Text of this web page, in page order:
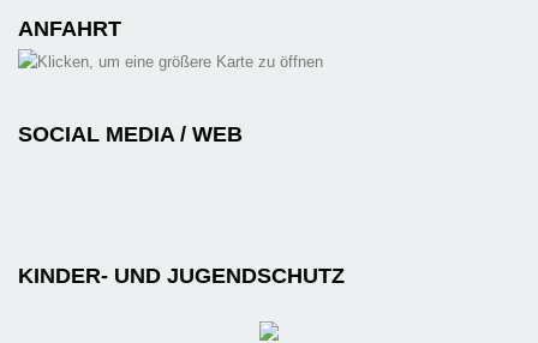
ANFAHRT
SOCIAL MEDIA / WEB
KINDER- UND JUGENDSCHUTZ